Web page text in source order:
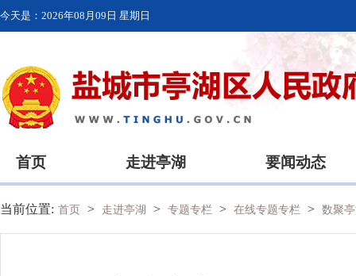
今天是： 2026年08月09日 星期日
首页 走进亭湖 要闻动态
当前位置: 首页 > 走进亭湖 > 专题专栏 > 在线专题专栏 > 数聚